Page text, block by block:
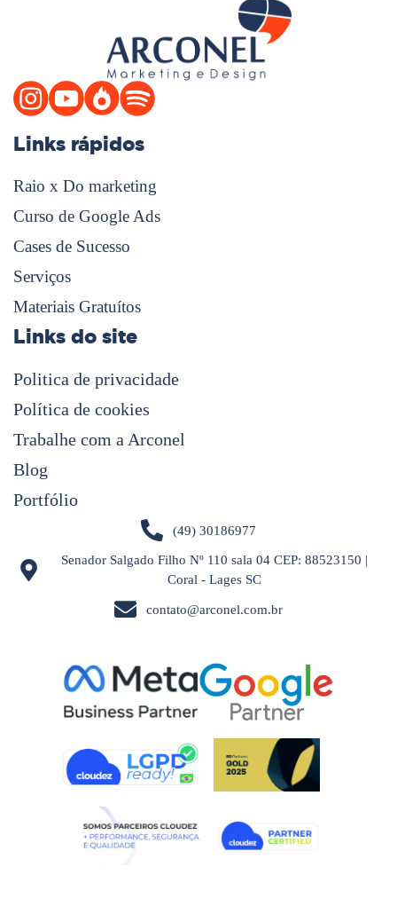
Links rápidos
Raio x Do marketing
Curso de Google Ads
Cases de Sucesso
Serviços
Materiais Gratuítos
Links do site
Politica de privacidade
Política de cookies
Trabalhe com a Arconel
Blog
Portfólio
(49) 30186977
Senador Salgado Filho Nº 110 sala 04 CEP: 88523150 |
Coral - Lages SC
contato@arconel.com.br